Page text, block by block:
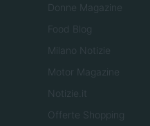
Donne Magazine
Food Blog
Milano Notizie
Motor Magazine
Notizie.it
Offerte Shopping